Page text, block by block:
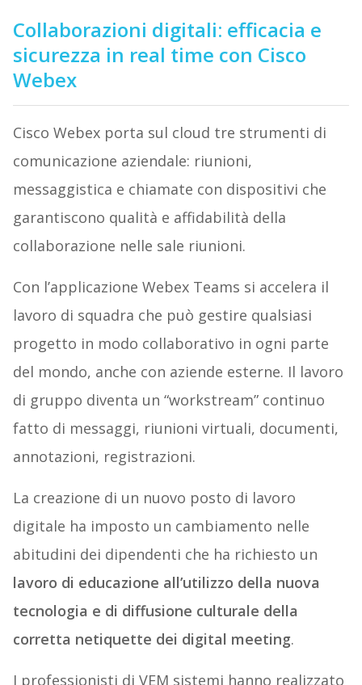
Collaborazioni digitali: efficacia e
sicurezza in real time con Cisco
Webex
Cisco Webex porta sul cloud tre strumenti di
comunicazione aziendale: riunioni,
messaggistica e chiamate con dispositivi che
garantiscono qualità e affidabilità della
collaborazione nelle sale riunioni.
Con l’applicazione Webex Teams si accelera il
lavoro di squadra che può gestire qualsiasi
progetto in modo collaborativo in ogni parte
del mondo, anche con aziende esterne. Il lavoro
di gruppo diventa un “workstream” continuo
fatto di messaggi, riunioni virtuali, documenti,
annotazioni, registrazioni.
La creazione di un nuovo posto di lavoro
digitale ha imposto un cambiamento nelle
abitudini dei dipendenti che ha richiesto un
lavoro di educazione all’utilizzo della nuova
tecnologia e di diffusione culturale della
corretta netiquette dei digital meeting.
I professionisti di VEM sistemi hanno realizzato